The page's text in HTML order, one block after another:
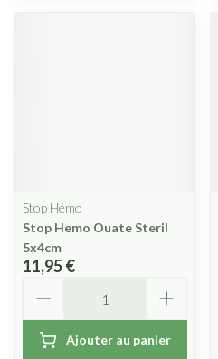
Stop Hémo
Stop Hemo Ouate Steril
5x4cm
11,95 €
Ajouter au panier